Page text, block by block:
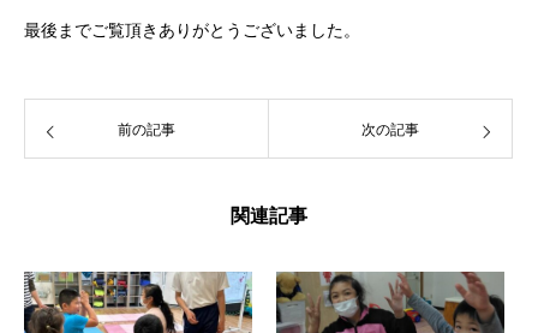
最後までご覧頂きありがとうございました。
前の記事 次の記事
関連記事